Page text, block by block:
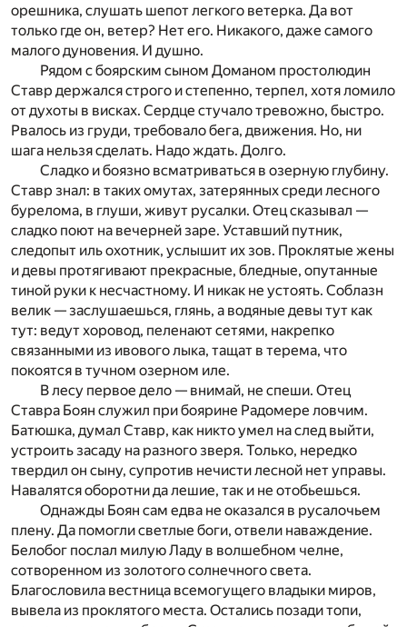
орешника, слушать шепот легкого ветерка. Да вот
только где он, ветер? Нет его. Никакого, даже самого
малого дуновения. И душно.
Рядом с боярским сыном Доманом простолюдин
Ставр держался строго и степенно, терпел, хотя ломило
от духоты в висках. Сердце стучало тревожно, быстро.
Рвалось из груди, требовало бега, движения. Но, ни
шага нельзя сделать. Надо ждать. Долго.
Сладко и боязно всматриваться в озерную глубину.
Ставр знал: в таких омутах, затерянных среди лесного
бурелома, в глуши, живут русалки. Отец сказывал —
сладко поют на вечерней заре. Уставший путник,
следопыт иль охотник, услышит их зов. Проклятые жены
и девы протягивают прекрасные, бледные, опутанные
тиной руки к несчастному. И никак не устоять. Соблазн
велик — заслушаешься, глянь, а водяные девы тут как
тут: ведут хоровод, пеленают сетями, накрепко
связанными из ивового лыка, тащат в терема, что
покоятся в тучном озерном иле.
В лесу первое дело — внимай, не спеши. Отец
Ставра Боян служил при боярине Радомере ловчим.
Батюшка, думал Ставр, как никто умел на след выйти,
устроить засаду на разного зверя. Только, нередко
твердил он сыну, супротив нечисти лесной нет управы.
Навалятся оборотни да лешие, так и не отобьешься.
Однажды Боян сам едва не оказался в русалочьем
плену. Да помогли светлые боги, отвели наваждение.
Белобог послал милую Ладу в волшебном челне,
сотворенном из золотого солнечного света.
Благословила вестница всемогущего владыки миров,
вывела из проклятого места. Остались позади топи,